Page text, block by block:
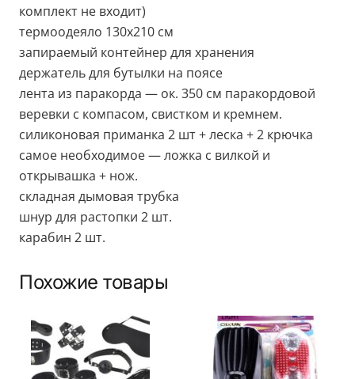
комплект не входит)
термоодеяло 130х210 см
запираемый контейнер для хранения
держатель для бутылки на поясе
лента из паракорда — ок. 350 см паракордовой
веревки с компасом, свистком и кремнем.
силиконовая приманка 2 шт + леска + 2 крючка
самое необходимое — ложка с вилкой и
открывашка + нож.
складная дымовая трубка
шнур для растопки 2 шт.
карабин 2 шт.
Похожие товары